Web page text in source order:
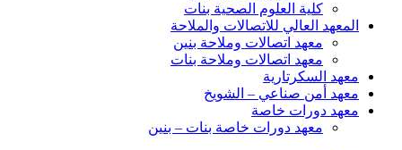
كلية العلوم الصحية بنات
المعهد العالي للاتصالات والملاحة
معهد اتصالات وملاحة بنين
معهد اتصالات وملاحة بنات
معهد السكرتارية
معهد أمن صناعي – الشويخ
معهد دورات خاصة
معهد دورات خاصة بنات – بنين